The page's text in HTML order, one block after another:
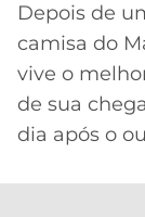
DE
SÉRIE
COPA
MÍDIA
BOLA
Depois de
camisa do
vive o
de sua
dia após o